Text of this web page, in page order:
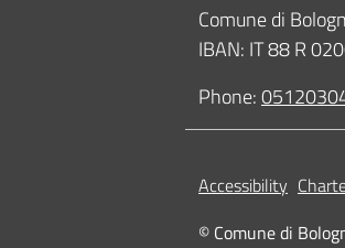
Contacts
Comune di
IBAN: IT 88 R
Phone:
Accessibility
© Comune di